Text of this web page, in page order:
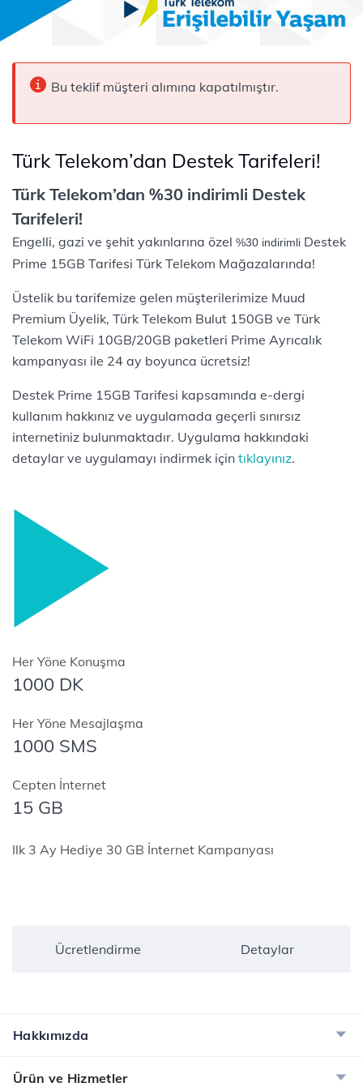
Bu teklif müşteri alımına kapatılmıştır.
Türk Telekom’dan Destek Tarifeleri!
Türk Telekom’dan %30 indirimli Destek
Tarifeleri!
Engelli, gazi ve şehit yakınlarına özel %30 indirimli​​ Destek
Prime 15GB Tarifesi Türk Telekom Mağazalarında!
Üstelik bu tarifemize gelen müşterilerimize Muud
Premium Üyelik, Türk Telekom Bulut 150GB ve Türk
Telekom WiFi 10GB/20GB paketleri Prime Ayrıcalık
kampanyası ile 24 ay boyunca ücretsiz!
Destek Prime 15GB Tarifesi kapsamında e-dergi
kullanım hakkınız ve uygulamada geçerli sınırsız
internetiniz bulunmaktadır. Uygulama hakkındaki
detaylar ve uygulamayı indirmek için tıklayınız.
Her Yöne Konuşma
1000 DK
Her Yöne Mesajlaşma
1000 SMS
Cepten İnternet
15 GB
Ilk 3 Ay Hediye 30 GB İnternet Kampanyası
Ücretlendirme Detaylar
Hakkımızda
Ürün ve Hizmetler